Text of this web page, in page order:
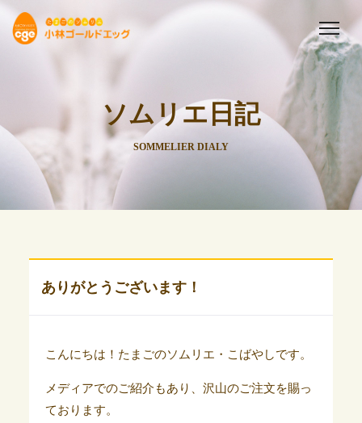
ソムリエ日記
SOMMELIER DIALY
ありがとうございます！
こんにちは！たまごのソムリエ・こばやしです。
メディアでのご紹介もあり、沢山のご注文を賜っ
ております。